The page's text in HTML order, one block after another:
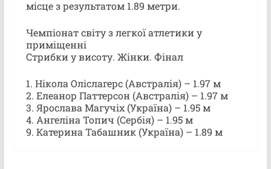
місце з результатом 1.89 метри.
Чемпіонат світу з легкої атлетики у
приміщенні
Стрибки у висоту. Жінки. Фінал
1. Нікола Оліслагерс (Австралія) – 1.97 м
2. Елеанор Паттерсон (Австралія) – 1.97 м
3. Ярослава Магучіх (Україна) – 1.95 м
4. Ангеліна Топич (Сербія) – 1.95 м
9. Катерина Табашник (Україна) – 1.89 м